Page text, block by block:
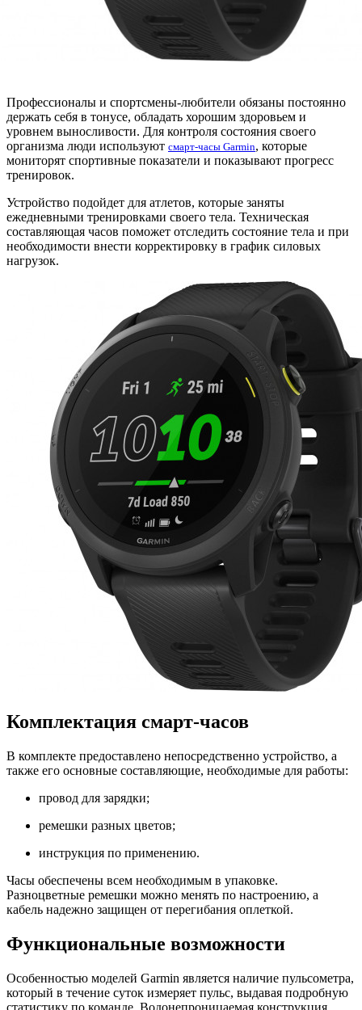
Профессионалы и спортсмены-любители обязаны постоянно
держать себя в тонусе, обладать хорошим здоровьем и
уровнем выносливости. Для контроля состояния своего
организма люди используют смарт-часы Garmin, которые
мониторят спортивные показатели и показывают прогресс
тренировок.
Устройство подойдет для атлетов, которые заняты
ежедневными тренировками своего тела. Техническая
составляющая часов поможет отследить состояние тела и при
необходимости внести корректировку в график силовых
нагрузок.
Комплектация смарт-часов
В комплекте предоставлено непосредственно устройство, а
также его основные составляющие, необходимые для работы:
провод для зарядки;
ремешки разных цветов;
инструкция по применению.
Часы обеспечены всем необходимым в упаковке.
Разноцветные ремешки можно менять по настроению, а
кабель надежно защищен от перегибания оплеткой.
Функциональные возможности
Особенностью моделей Garmin является наличие пульсометра,
который в течение суток измеряет пульс, выдавая подробную
статистику по команде. Водонепроницаемая конструкция